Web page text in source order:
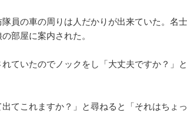
員の車の周りは人だかりが出来ていた。名
部屋に案内された。
れていたのでノックをし「大丈夫ですか？」
出てこれますか？」と尋ねると「それはちょ